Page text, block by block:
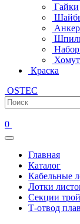
Гайки
Краска
OSTEC
0
Главная
Каталог
Кабельные
Лотки
Секции
Т-отвод